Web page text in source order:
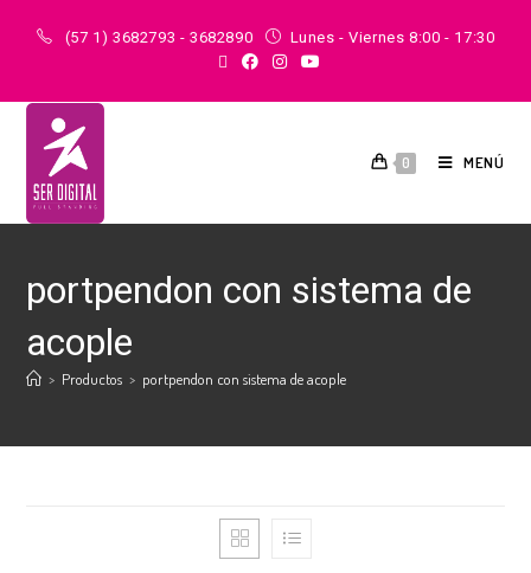
(57 1) 3682793 - 3682890 Lunes - Viernes 8:00 - 17:30
0 MENÚ
portpendon con sistema de
acople
> Productos > portpendon con sistema de acople